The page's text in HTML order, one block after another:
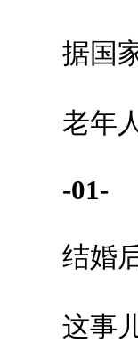
据国家
老年人
-01-
结婚后
这事儿